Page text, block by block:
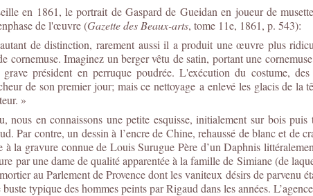
en 1861, le portrait de Gaspard de Gueidan en joueur de
de l'œuvre (Gazette des Beaux-arts, tome 11e, 1861, p. 543):
de distinction, rarement aussi il a produit une œuvre plus
cornemuse. Imaginez un berger vêtu de satin, portant une
président en perruque poudrée. L'exécution du costume,
de son premier jour; mais ce nettoyage a enlevé les glacis de
»
nous en connaissons une petite esquisse, initialement sur bois
Par contre, un dessin à l’encre de Chine, rehaussé de blanc et
à la gravure connue de Louis Surugue Père d’un Daphnis
par une dame de qualité apparentée à la famille de Simiane (de
au Parlement de Provence dont les vaniteux désirs de parvenu
typique des hommes peints par Rigaud dans les années.